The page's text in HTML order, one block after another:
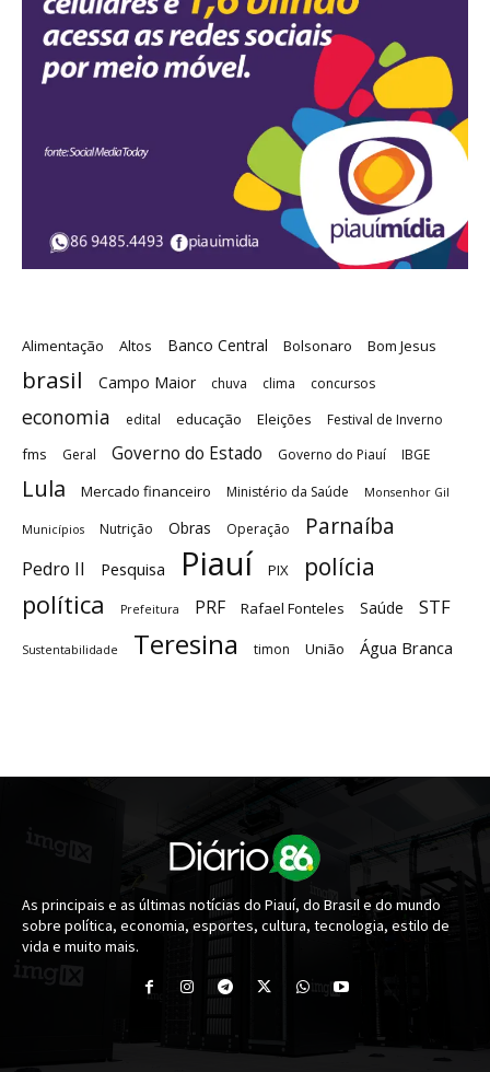
Alimentação Altos Banco Central Bolsonaro Bom Jesus
brasil Campo Maior chuva clima concursos
economia edital educação Eleições Festival de Inverno
fms Geral Governo do Estado Governo do Piauí IBGE
Lula Mercado financeiro Ministério da Saúde Monsenhor Gil
Municípios Nutrição Obras Operação Parnaíba
Pedro II Pesquisa Piauí PIX
polícia
política
Prefeitura PRF Rafael Fonteles Saúde STF
Sustentabilidade Teresina timon União Água Branca
As principais e as últimas notícias do Piauí, do Brasil e do mundo
sobre política, economia, esportes, cultura, tecnologia, estilo de
vida e muito mais.